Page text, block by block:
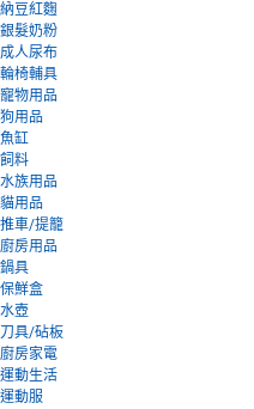
納豆紅麴
銀髮奶粉
成人尿布
輪椅輔具
寵物用品
狗用品
魚缸
飼料
水族用品
貓用品
推車/提籠
廚房用品
鍋具
保鮮盒
水壺
刀具/砧板
廚房家電
運動生活
運動服